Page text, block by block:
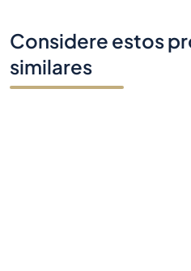
Considere estos
similares